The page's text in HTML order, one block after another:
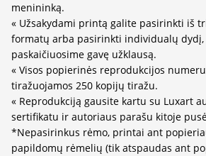
menininką.
« Užsakydami printą galite pasirinkti iš
formatų arba pasirinkti individualų dydį,
paskaičiuosime gavę užklausą.
« Visos popierinės reprodukcijos
tiražuojamos 250 kopijų tiražu.
« Reprodukciją gausite kartu su Luxart
sertifikatu ir autoriaus parašu kitoje
*Nepasirinkus rėmo, printai ant
papildomų rėmelių (tik atspaudas ant